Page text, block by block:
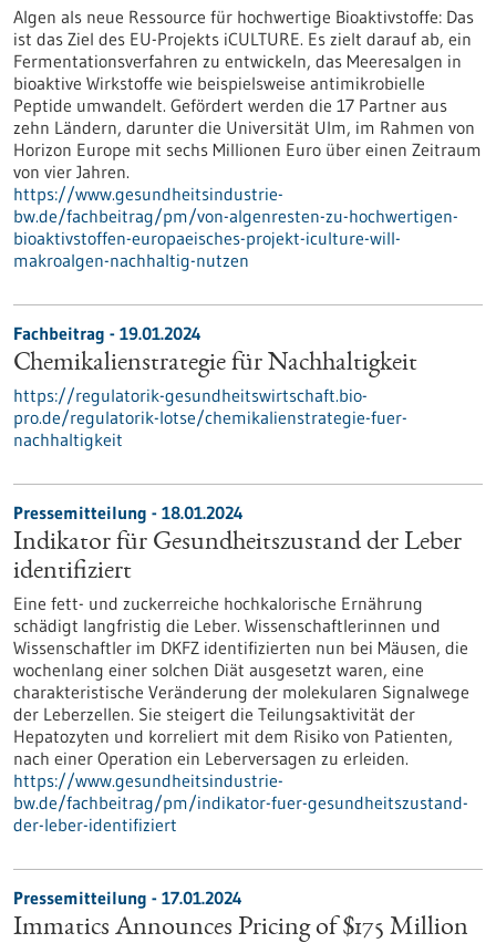
Algen als neue Ressource für hochwertige Bioaktivstoffe: Das
ist das Ziel des EU-Projekts iCULTURE. Es zielt darauf ab, ein
Fermentationsverfahren zu entwickeln, das Meeresalgen in
bioaktive Wirkstoffe wie beispielsweise antimikrobielle
Peptide umwandelt. Gefördert werden die 17 Partner aus
zehn Ländern, darunter die Universität Ulm, im Rahmen von
Horizon Europe mit sechs Millionen Euro über einen Zeitraum
von vier Jahren.
https://www.gesundheitsindustrie-
bw.de/fachbeitrag/pm/von-algenresten-zu-hochwertigen-
bioaktivstoffen-europaeisches-projekt-iculture-will-
makroalgen-nachhaltig-nutzen
Fachbeitrag - 19.01.2024
Chemikalienstrategie für Nachhaltigkeit
https://regulatorik-gesundheitswirtschaft.bio-
pro.de/regulatorik-lotse/chemikalienstrategie-fuer-
nachhaltigkeit
Pressemitteilung - 18.01.2024
Indikator für Gesundheitszustand der Leber
identifiziert
Eine fett- und zuckerreiche hochkalorische Ernährung
schädigt langfristig die Leber. Wissenschaftlerinnen und
Wissenschaftler im DKFZ identifizierten nun bei Mäusen, die
wochenlang einer solchen Diät ausgesetzt waren, eine
charakteristische Veränderung der molekularen Signalwege
der Leberzellen. Sie steigert die Teilungsaktivität der
Hepatozyten und korreliert mit dem Risiko von Patienten,
nach einer Operation ein Leberversagen zu erleiden.
https://www.gesundheitsindustrie-
bw.de/fachbeitrag/pm/indikator-fuer-gesundheitszustand-
der-leber-identifiziert
Pressemitteilung - 17.01.2024
Immatics Announces Pricing of $175 Million